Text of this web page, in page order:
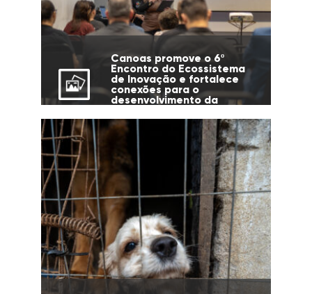
Canoas promove o 6º
Encontro do Ecossistema
de Inovação e fortalece
conexões para o
desenvolvimento da